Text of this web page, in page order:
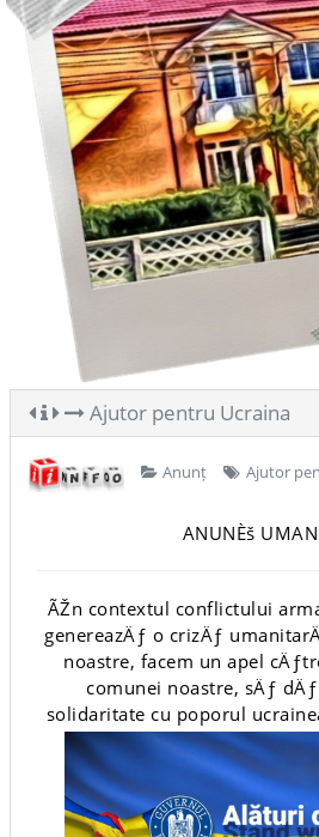
Ajutor pentru Ucraina
Anunț Ajutor
ANUNÈš
ÃŽn contextul conflictului
genereazÄƒ o crizÄƒ
noastre, facem un apel
comunei noastre, sÄƒ
solidaritate cu poporul